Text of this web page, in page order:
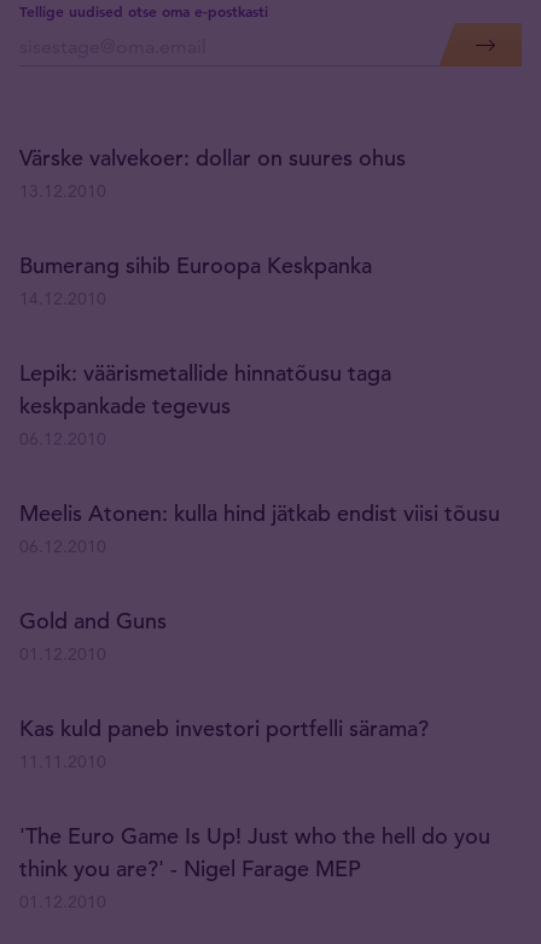
Tellige uudised otse oma e-postkasti
Värske valvekoer: dollar on suures ohus
Bumerang sihib Euroopa Keskpanka
Lepik: väärismetallide hinnatõusu taga
keskpankade tegevus
Meelis Atonen: kulla hind jätkab endist viisi tõusu
Gold and Guns
Kas kuld paneb investori portfelli särama?
'The Euro Game Is Up! Just who the hell do you
think you are?' - Nigel Farage MEP